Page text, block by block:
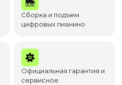
Сборка и подъем
цифровых пианино
Официальная гарантия и
сервисное